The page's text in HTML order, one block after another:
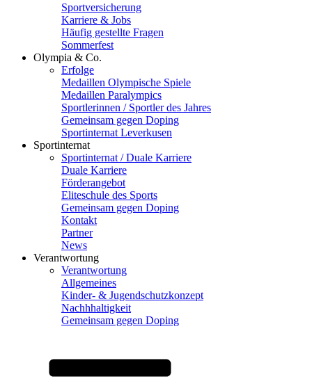
Sportversicherung
Karriere & Jobs
Häufig gestellte Fragen
Sommerfest
Olympia & Co.
Erfolge
Medaillen Olympische Spiele
Medaillen Paralympics
Sportlerinnen / Sportler des Jahres
Gemeinsam gegen Doping
Sportinternat Leverkusen
Sportinternat
Sportinternat / Duale Karriere
Duale Karriere
Förderangebot
Eliteschule des Sports
Gemeinsam gegen Doping
Kontakt
Partner
News
Verantwortung
Verantwortung
Allgemeines
Kinder- & Jugendschutzkonzept
Nachhhaltigkeit
Gemeinsam gegen Doping